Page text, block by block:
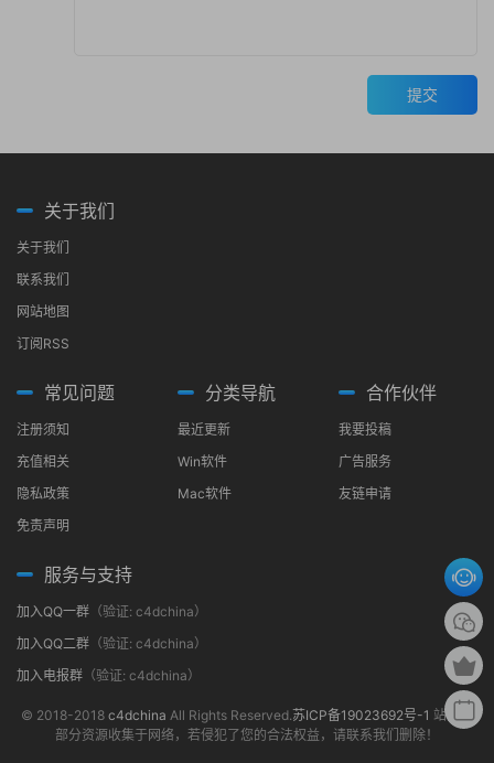
提交
关于我们
关于我们
联系我们
网站地图
订阅RSS
常见问题
注册须知
充值相关
隐私政策
免责声明
分类导航
最近更新
Win软件
Mac软件
合作伙伴
我要投稿
广告服务
友链申请
服务与支持
加入QQ一群 （验证: c4dchina）
加入QQ二群 （验证: c4dchina）
加入电报群 （验证: c4dchina）
© 2018-2018 c4dchina All Rights Reserved.苏ICP备19023692号-1 站内大
部分资源收集于网络，若侵犯了您的合法权益，请联系我们删除！